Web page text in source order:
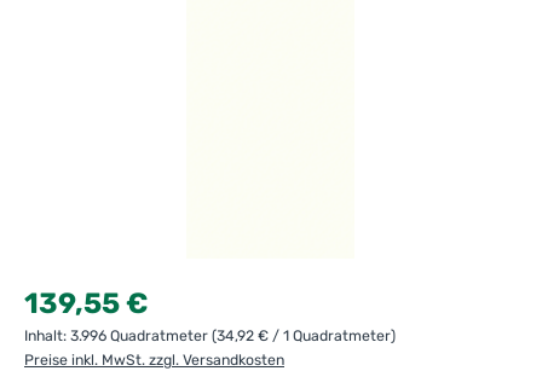
Regulärer Preis:
139,55 €
Inhalt: 3.996 Quadratmeter (34,92 € / 1 Quadratmeter)
Preise inkl. MwSt. zzgl. Versandkosten